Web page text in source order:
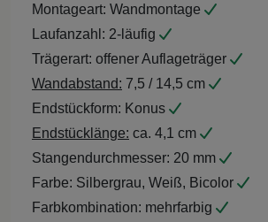
Montageart: Wandmontage
Laufanzahl: 2-läufig
Trägerart: offener Auflageträger
Wandabstand: 7,5 / 14,5 cm
Endstückform: Konus
Endstücklänge: ca. 4,1 cm
Stangendurchmesser: 20 mm
Farbe: Silbergrau, Weiß, Bicolor
Farbkombination: mehrfarbig